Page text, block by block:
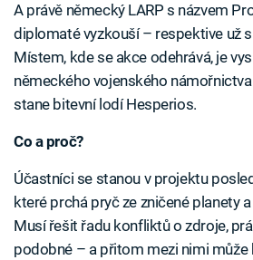
A právě německý LARP s názvem
diplomaté vyzkouší – respektive už
Místem, kde se akce odehrává, je
německého vojenského
stane bitevní lodí Hesperios.
Co a proč?
Účastníci se stanou v projektu
které prchá pryč ze zničené planety
Musí řešit řadu konfliktů o zdroje,
podobné – a přitom mezi nimi může